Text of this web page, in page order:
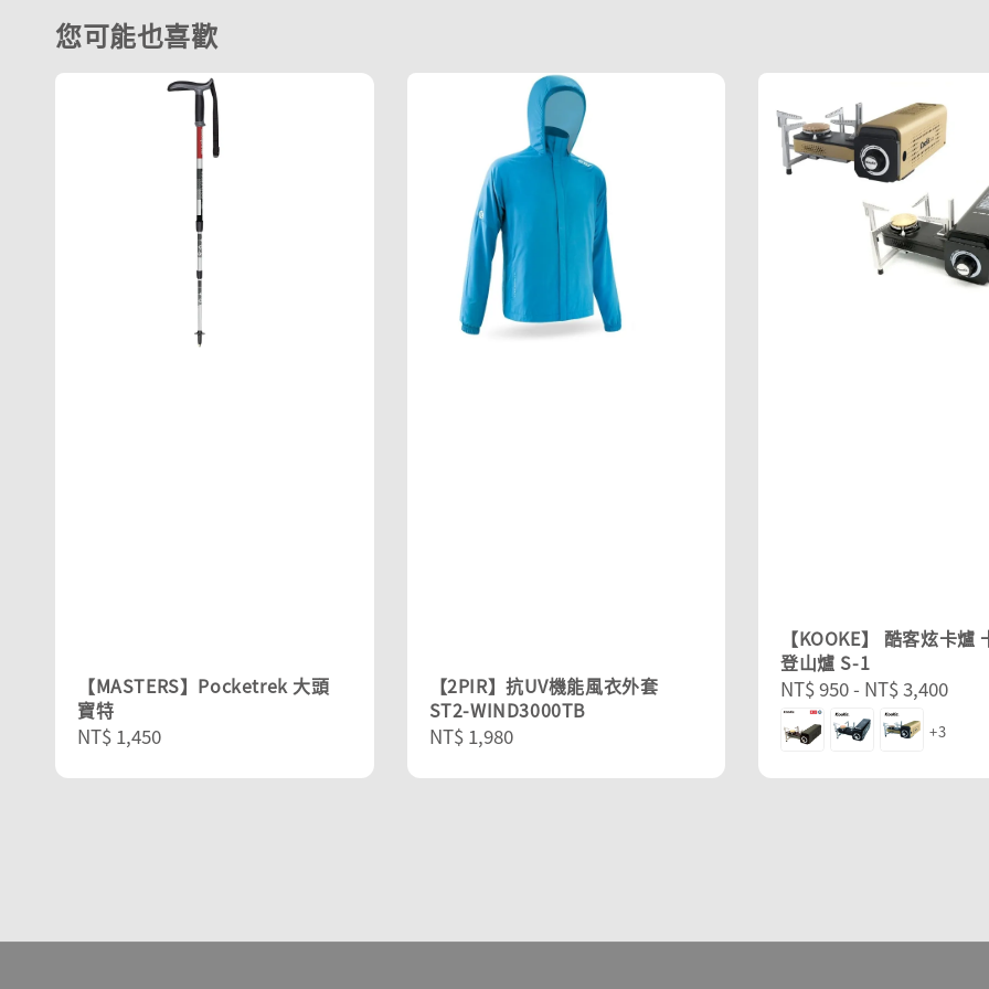
您可能也喜歡
【MASTERS】Pocketrek 大頭
寶特
Regular
NT$ 1,450
【2PIR】抗UV機能風衣外套
ST2-WIND3000TB
Regular
NT$ 1,980
【KOOKE】 酷客炫卡爐
登山爐 S-1
Regular
price
NT$ 950- NT$ 3,400
+3